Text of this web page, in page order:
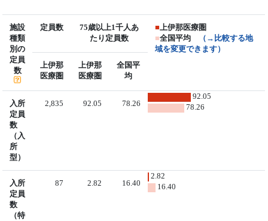
施設
種類
別の
定員
数
定員数
75歳以上1千人あ
たり定員数
■上伊那医療圏
■全国平均
（→比較する地
域を変更できます）
上伊那
医療圏
上伊那
医療圏
全国平
均
入所
定員
数
（入
所
型）
2,835 92.05 78.26
92.05
78.26
入所
定員
数
（特
87 2.82 16.40
2.82
16.40